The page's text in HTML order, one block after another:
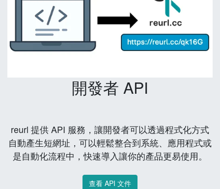
開發者 API
reurl 提供 API 服務，讓開發者可以透過程式化方式
自動產生短網址，可以輕鬆整合到系統、應用程式或
是自動化流程中，快速導入讓你的產品更易使用。
查看 API 文件